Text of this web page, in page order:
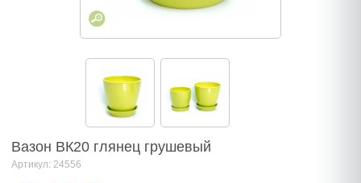
Вазон ВК20 глянец грушевый
Артикул: 24556